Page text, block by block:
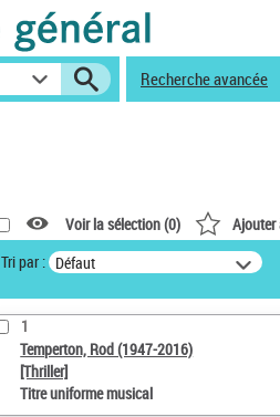
Recherche avancée
Voir la sélection (0) Ajouter
Tri par : Défaut
1
Temperton, Rod (1947-2016)
[Thriller]
Titre uniforme musical